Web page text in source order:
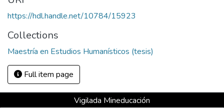
https://hdl.handle.net/10784/15923
Collections
Maestría en Estudios Humanísticos (tesis)
Full item page
Vigilada Mineducación